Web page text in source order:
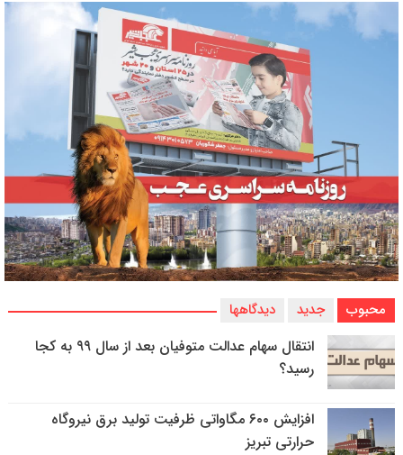
محبوب جدید دیدگاهها
انتقال سهام عدالت متوفیان بعد از سال ۹۹ به کجا
رسید؟
افزایش ۶۰۰ مگاواتی ظرفیت تولید برق نیروگاه
حرارتی تبریز